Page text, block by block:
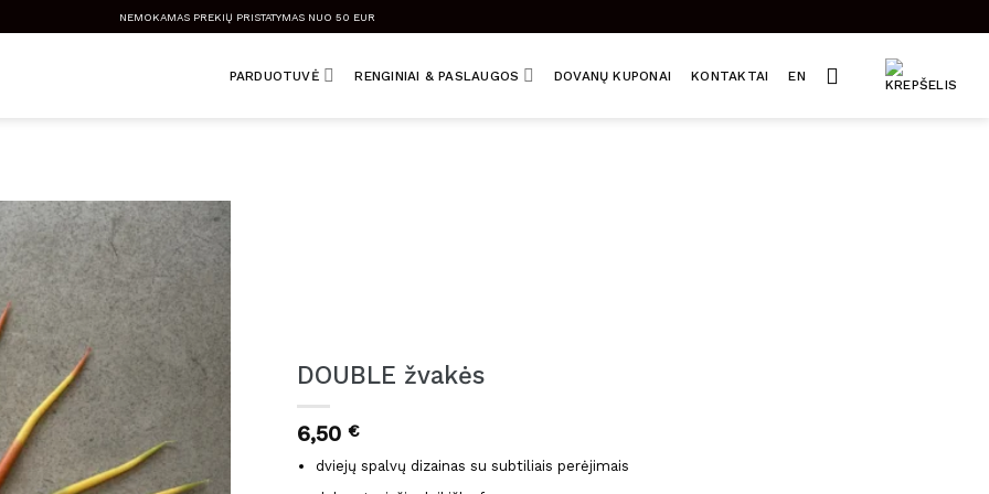
NEMOKAMAS PREKIŲ PRISTATYMAS NUO 50 EUR
PARDUOTUVĖ RENGINIAI & PASLAUGOS DOVANŲ KUPONAI KONTAKTAI EN
DOUBLE žvakės
6,50 €
dviejų spalvų dizainas su subtiliais perėjimais